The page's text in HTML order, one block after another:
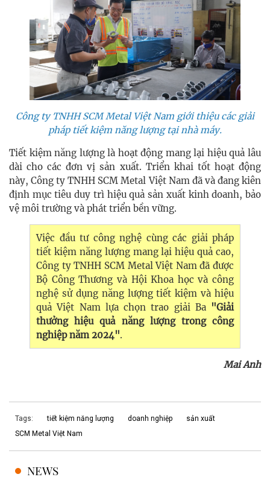
Công ty TNHH SCM Metal Việt Nam giới thiệu các giải
pháp tiết kiệm năng lượng tại nhà máy.
Tiết kiệm năng lượng là hoạt động mang lại hiệu quả lâu
dài cho các đơn vị sản xuất. Triển khai tốt hoạt động
này, Công ty TNHH SCM Metal Việt Nam đã và đang kiên
định mục tiêu duy trì hiệu quả sản xuất kinh doanh, bảo
vệ môi trường và phát triển bền vững.
Việc đầu tư công nghệ cùng các giải pháp
tiết kiệm năng lượng mang lại hiệu quả cao,
Công ty TNHH SCM Metal Việt Nam đã được
Bộ Công Thương và Hội Khoa học và công
nghệ sử dụng năng lượng tiết kiệm và hiệu
quả Việt Nam lựa chọn trao giải Ba "Giải
thưởng hiệu quả năng lượng trong công
nghiệp năm 2024".
Mai Anh
Tags: tiết kiệm năng lượng doanh nghiệp
sản xuất
SCM Metal Việt Nam
NEWS